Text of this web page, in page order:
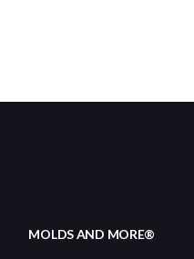
MOLDS AND MORE®